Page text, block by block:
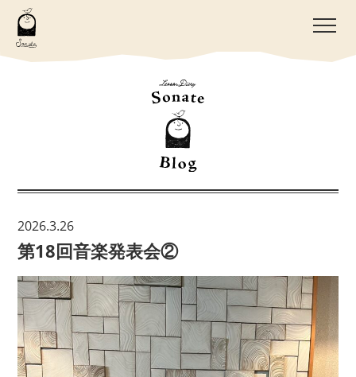
2026.3.26
第18回音楽発表会②